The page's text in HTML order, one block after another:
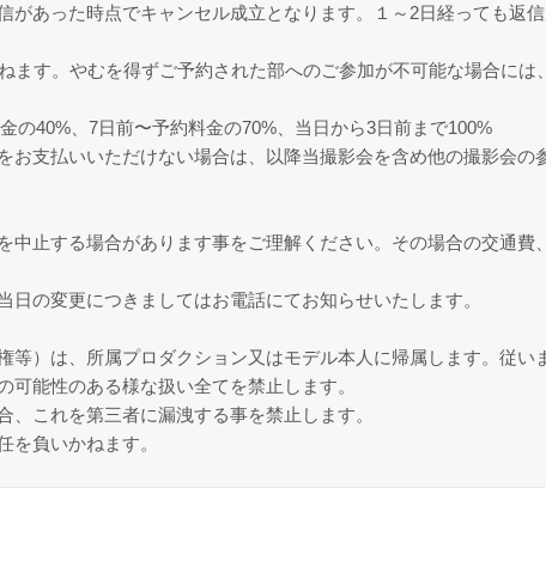
があった時点でキャンセル成立となります。１～2日経っても返
ます。やむを得ずご予約された部へのご参加が不可能な場合には
の40%、7日前〜予約料金の70%、当日から3日前まで100%
お支払いいただけない場合は、以降当撮影会を含め他の撮影会の
中止する場合があります事をご理解ください。その場合の交通費
の変更につきましてはお電話にてお知らせいたします。
等）は、所属プロダクション又はモデル本人に帰属します。従い
能性のある様な扱い全てを禁止します。
これを第三者に漏洩する事を禁止します。
を負いかねます。